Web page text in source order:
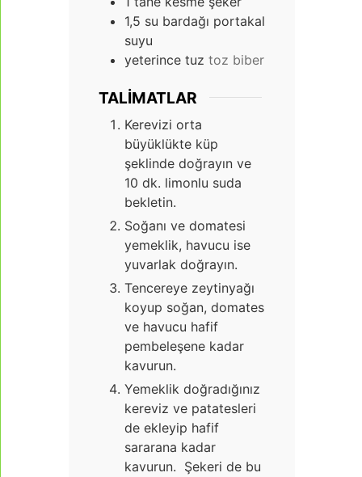
1,5 su bardağı portakal
suyu
yeterince tuz toz biber
TALIMATLAR
Kerevizi orta
büyüklükte küp
şeklinde doğrayın ve
10 dk. limonlu suda
bekletin.
Soğanı ve domatesi
yemeklik, havucu ise
yuvarlak doğrayın.
Tencereye zeytinyağı
koyup soğan, domates
ve havucu hafif
pembeleşene kadar
kavurun.
Yemeklik doğradığınız
kereviz ve patatesleri
de ekleyip hafif
sararana kadar
kavurun. Şekeri de bu